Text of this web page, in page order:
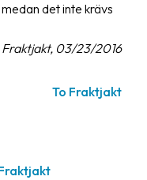
det inte krävs
Fraktjakt, 03/23/2016
To Fraktjakt